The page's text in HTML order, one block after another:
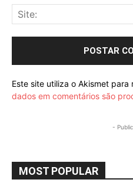
Este site utiliza o Akismet para
dados em comentários são
-
MOST POPULAR